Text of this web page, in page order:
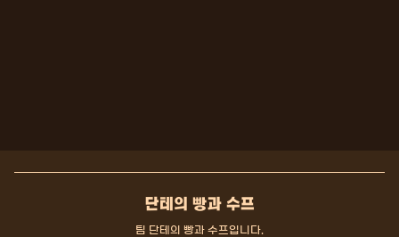
단테의 빵과 수프
팀 단테의 빵과 수프입니다.